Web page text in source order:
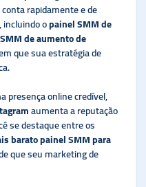
rapidamente e de
opainel SMM de
de aumento de
que sua estratégia de
presença online credível,
aumenta a reputação
se destaque entre os
barato painel SMM para
que seu marketing de